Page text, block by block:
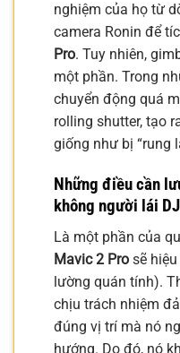
nghiệm của họ từ
camera Ronin để
Pro. Tuy nhiên,
một phần. Trong
chuyển động quá
rolling shutter, tạo
giống như bị “rung
Những điều cần
không người lái
Là một phần của
Mavic 2 Pro sẽ
lường quán tính).
chịu trách nhiệm
đúng vị trí mà nó
hướng. Do đó, nó